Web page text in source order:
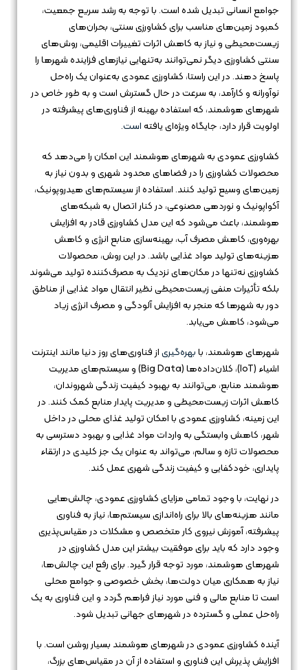
جوامع انسانی تبدیل شده است. با توجه به رشد سریع جمعیت،
کمبود زمین‌های مناسب برای کشاورزی سنتی، بحران‌های
زیست‌محیطی و نیاز به کاهش اثرات تغییرات اقلیمی، روش‌های
سنتی کشاورزی دیگر نمی‌توانند به‌تنهایی نیازهای فزاینده شهرها را
پاسخ دهند. در این راستا، کشاورزی عمودی به‌عنوان یک راه‌حل
نوآورانه و کارآمد، به سرعت در حال گسترش است و به طور خاص در
شهرهای هوشمند، که استفاده بهینه از فناوری‌های پیشرفته در
اولویت قرار دارد، جایگاه ویژه‌ای یافتهاست.
کشاورزی عمودی به شهرهای هوشمند این امکان را می‌دهد که
محصولات کشاورزی را در فضاهای محدود شهری و بدون نیاز به
زمین‌های وسیع تولید کنند. استفاده از سیستم‌های هیدروپونیک،
آکواپونیک و نوردهی مصنوعی، در کنار اتصال به شبکه‌های
هوشمند، باعث می‌شود که این مدل کشاورزی قادر به افزایش
بهره‌وری، کاهش مصرف آب، بهینه‌سازی منابع انرژی و کاهش
هزینه‌های تولید مواد غذایی باشد. در این روش، محصولات
کشاورزی نه‌تنها در مکان‌های نزدیک به مصرف‌کننده تولید می‌شوند
بلکه تأثیرات منفی زیست‌محیطی نظیر انتقال مواد غذایی از مناطق
دور به شهرها که منجر به افزایش آلودگی و مصرف انرژی زیاد
می‌شود، کاهش می‌یابد.
شهرهای هوشمند، بابهره‌گیریاز فناوری‌های روز دنیا مانند اینترنت
اشیاء (IoT)، کلان‌داده‌ها (Big Data) و سیستم‌های مدیریت
هوشمند منابع، می‌توانند به بهبود کیفیت زندگی شهروندان،
کاهش اثرات زیست‌محیطی و مدیریت پایدار منابع کمک کنند. در
این زمینه، کشاورزی عمودی با امکان تولید غذای محلی در داخل
شهر، کاهش وابستگی به واردات مواد غذایی و بهبود دسترسی به
محصولات تازه و سالم، می‌تواند به عنوان یک جز کلیدی در ارتقاء
پایداری، خودکفایی و کیفیت زندگی شهری عمل کند.
در نهایت، با وجود تمامی مزایای کشاورزی عمودی، چالش‌هایی
مانند هزینه‌های بالا برای راه‌اندازی سیستم‌ها، نیاز به فناوری
پیشرفته، آموزش نیروی کار متخصص و مشکلات در مقیاس‌پذیری
وجود دارد که باید برای موفقیت بیشتر این مدل کشاورزی در
شهرهای هوشمند، مورد توجه قرار گیرد. برای رفع این چالش‌ها،
نیاز به همکاری میان دولت‌ها، بخش خصوصی و جوامع محلی
است تا منابع مالی و فنی مورد نیاز فراهم گردد و این فناوری به یک
راه‌حل عملی و گسترده در شهرهای جهانی تبدیل شود.
آینده کشاورزی عمودی در شهرهای هوشمند بسیار روشن است. با
افزایش پذیرش این فناوری و استفاده از آن در مقیاس‌های بزرگ،